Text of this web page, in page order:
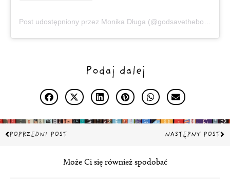
Podaj dalej
Prev
POPRZEDNI POST NASTĘPNY POST
Może Ci się również spodobać